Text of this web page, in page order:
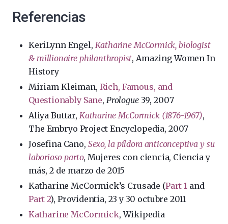
Referencias
KeriLynn Engel, Katharine McCormick, biologist
& millionaire philanthropist, Amazing Women In
History
Miriam Kleiman, Rich, Famous, and
Questionably Sane,Prologue 39, 2007
Aliya Buttar, Katharine McCormick (1876-1967),
The Embryo Project Encyclopedia, 2007
Josefina Cano, Sexo, la píldora anticonceptiva y su
laborioso parto, Mujeres con ciencia, Ciencia y
más, 2 de marzo de 2015
Katharine McCormick’s Crusade (Part 1 and
Part 2), Providentia, 23 y 30 octubre 2011
Katharine McCormick, Wikipedia